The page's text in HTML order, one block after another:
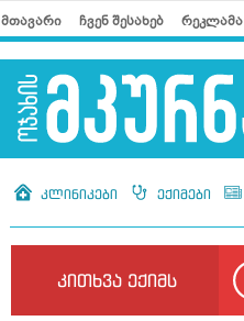
მთავარი ჩვენ შესახებ რეკლამა
კლინიკები ექიმები
კითხვა ექიმს